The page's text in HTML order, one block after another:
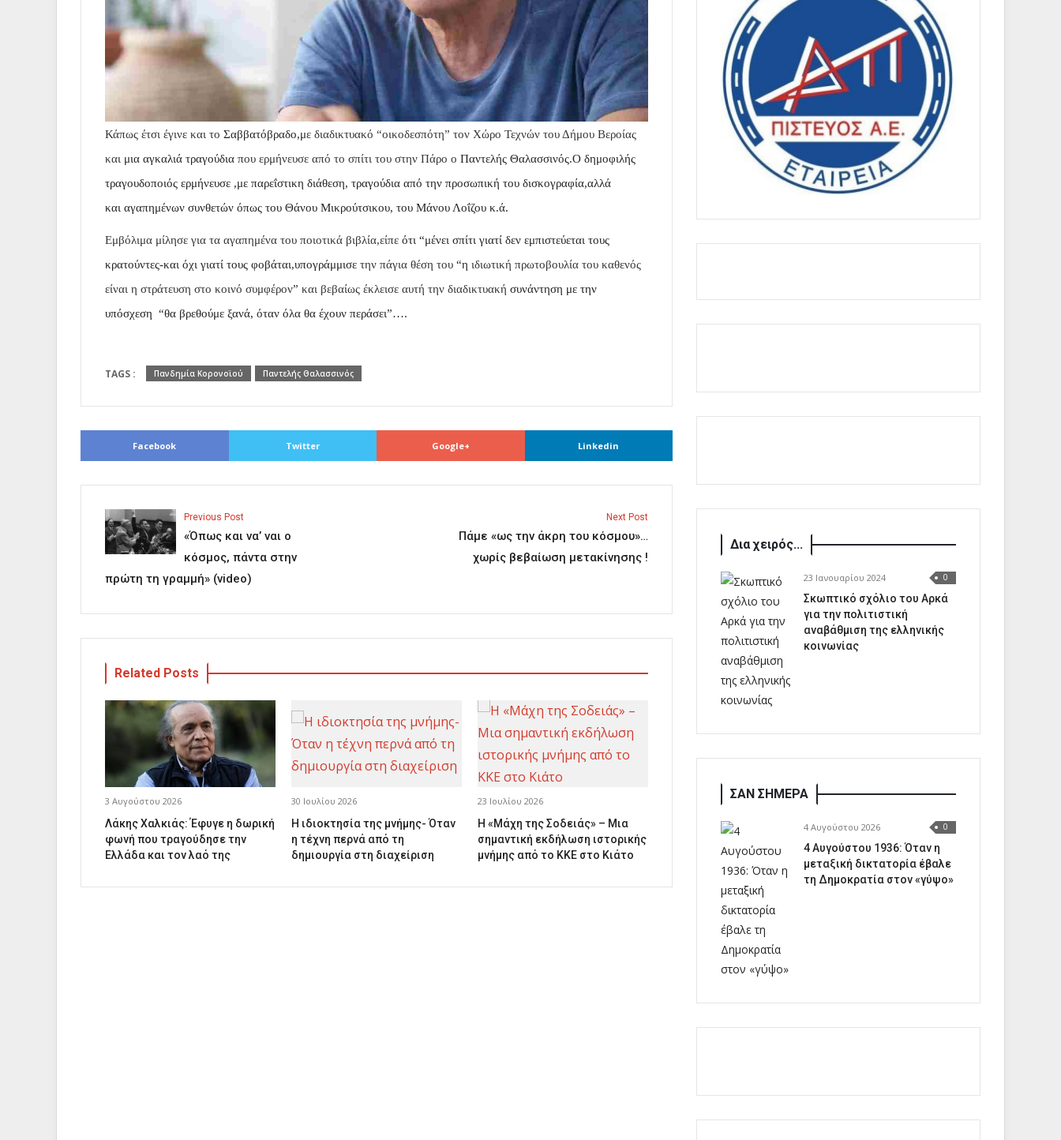
Κάπως έτσι έγινε και το Σαββατόβραδο,με διαδικτυακό “οικοδεσπότη” τον Χώρο Τεχνών του Δήμου Βεροίας
και μια αγκαλιά τραγούδια που ερμήνευσε από το σπίτι του στην Πάρο ο Παντελής Θαλασσινός.Ο δημοφιλής
τραγουδοποιός ερμήνευσε ,με παρεΐστικη διάθεση, τραγούδια από την προσωπική του δισκογραφία,αλλά
και αγαπημένων συνθετών όπως του Θάνου Μικρούτσικου, του Μάνου Λοΐζου κ.ά.
Εμβόλιμα μίλησε για τα αγαπημένα του ποιοτικά βιβλία,είπε ότι “μένει σπίτι γιατί δεν εμπιστεύεται τους
κρατούντες-και όχι γιατί τους φοβάται,υπογράμμισε την πάγια θέση του “η ιδιωτική πρωτοβουλία του καθενός
είναι η στράτευση στο κοινό συμφέρον” και βεβαίως έκλεισε αυτή την διαδικτυακή συνάντηση με την
υπόσχεση “θα βρεθούμε ξανά, όταν όλα θα έχουν περάσει”….
TAGS : Πανδημία Κορονοϊού Παντελής Θαλασσινός
Facebook Twitter Google+ Linkedin
Previous Post
«Όπως και να’ ναι ο
κόσμος, πάντα στην
πρώτη τη γραμμή» (video)
Next Post
Πάμε «ως την άκρη του κόσμου»…
χωρίς βεβαίωση μετακίνησης !
Related Posts
3 Αυγούστου 2026
Λάκης Χαλκιάς: Έφυγε η δωρική
φωνή που τραγούδησε την
Ελλάδα και τον λαό της
30 Ιουλίου 2026
Η ιδιοκτησία της μνήμης- Όταν
η τέχνη περνά από τη
δημιουργία στη διαχείριση
23 Ιουλίου 2026
Η «Μάχη της Σοδειάς» – Μια
σημαντική εκδήλωση ιστορικής
μνήμης από το ΚΚΕ στο Κιάτο
Δια χειρός...
23 Ιανουαρίου 2024 0
Σκωπτικό σχόλιο του Αρκά
για την πολιτιστική
αναβάθμιση της ελληνικής
κοινωνίας
ΣΑΝ ΣΗΜΕΡΑ
4 Αυγούστου 2026 0
4 Αυγούστου 1936: Όταν η
μεταξική δικτατορία έβαλε
τη Δημοκρατία στον «γύψο»